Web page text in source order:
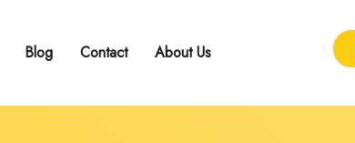
Blog Contact About Us